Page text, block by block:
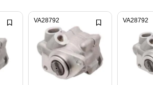
VA28792 VA28792